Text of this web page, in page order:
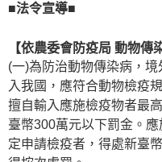
■法令宣導■
【依農委會防疫局 動物傳
(一)為防治動物傳染病，
入我國，應符合動物檢疫
擅自輸入應施檢疫物者最
臺幣300萬元以下罰金。
定申請檢疫者，得處新臺